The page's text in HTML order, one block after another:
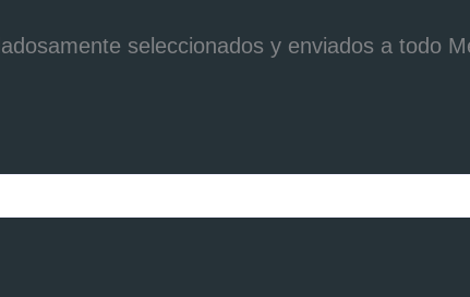
seleccionados y enviados a todo